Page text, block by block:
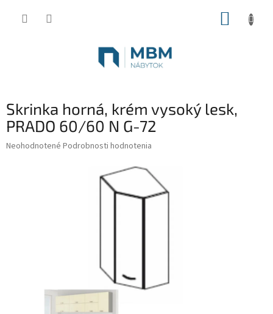
Skrinka horná, krém vysoký lesk,
PRADO 60/60 N G-72
Priemerné
Neohodnotené Podrobnosti hodnotenia